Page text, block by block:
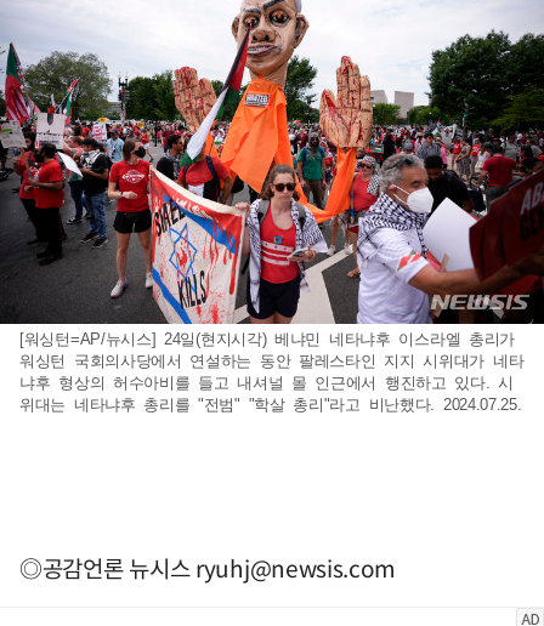
[워싱턴=AP/뉴시스] 24일(현지시각) 베냐민 네타냐후 이스라엘 총리가
워싱턴 국회의사당에서 연설하는 동안 팔레스타인 지지 시위대가 네타
냐후 형상의 허수아비를 들고 내셔널 몰 인근에서 행진하고 있다. 시
위대는 네타냐후 총리를 "전범" "학살 총리"라고 비난했다. 2024.07.25.
◎공감언론 뉴시스ryuhj@newsis.com